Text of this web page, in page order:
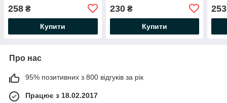
258 ₴
Купити
230₴
Купити
253
Про нас
95% позитивних з 800 відгуків за рік
Працює з 18.02.2017